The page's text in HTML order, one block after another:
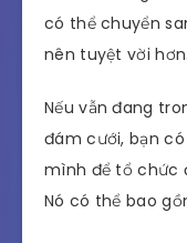
có thể chuyển
nên tuyệt vời hơn.
Nếu vẫn đang
đám cưới, bạn
mình để tổ chức
Nó có thể bao